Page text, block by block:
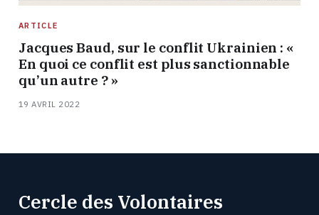
ARTICLE
Jacques Baud, sur le conflit Ukrainien : «
En quoi ce conflit est plus sanctionnable
qu’un autre ? »
19 AVRIL 2022
Cercle des Volontaires